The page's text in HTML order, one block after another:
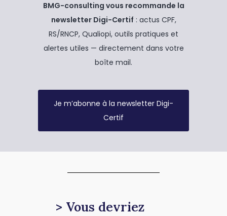
BMG-consulting vous recommande la
newsletter Digi-Certif : actus CPF,
RS/RNCP, Qualiopi, outils pratiques et
alertes utiles — directement dans votre
boîte mail.
Je m’abonne à la newsletter Digi-
Certif
> Vous devriez